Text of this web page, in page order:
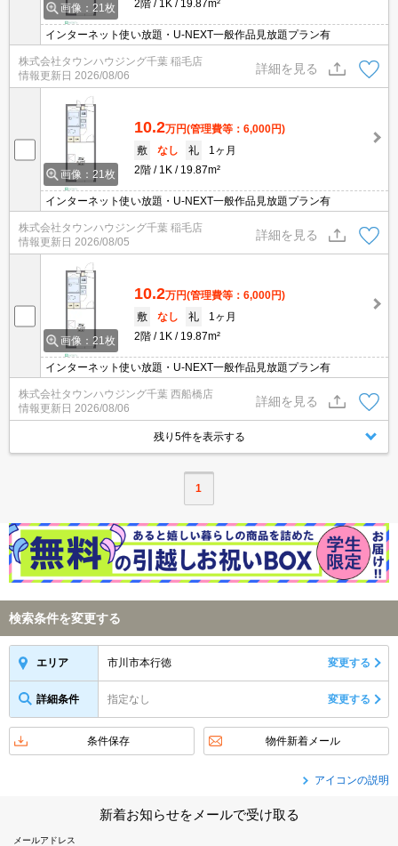
画像：21枚 2階 1K 19.87m²
インターネット使い放題・U-NEXT一般作品見放題プラン有
株式会社タウンハウジング千葉 稲毛店
情報更新日 2026/08/06
詳細を見る
画像：21枚
10.2万円(管理費等：6,000円)
敷
なし 礼
1ヶ月
2階
1K 19.87m²
インターネット使い放題・U-NEXT一般作品見放題プラン有
株式会社タウンハウジング千葉 稲毛店
情報更新日 2026/08/05
詳細を見る
画像：21枚
10.2万円(管理費等：6,000円)
敷
なし 礼
1ヶ月
2階
1K 19.87m²
インターネット使い放題・U-NEXT一般作品見放題プラン有
株式会社タウンハウジング千葉 西船橋店
情報更新日 2026/08/06
詳細を見る
残り5件を表示する
1
検索条件を変更する
エリア 市川市本行徳 変更する
詳細条件 指定なし 変更する
条件保存 物件新着メール
アイコンの説明
新着お知らせをメールで受け取る
メールアドレス